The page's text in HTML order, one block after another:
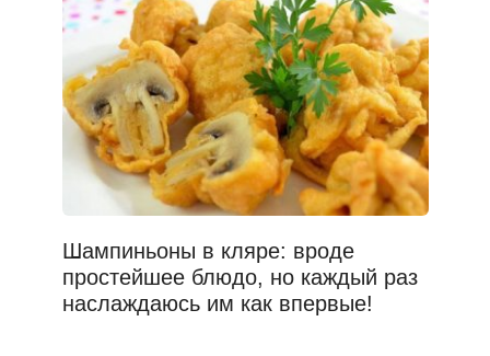
Шампиньоны в кляре: вроде
простейшее блюдо, но каждый раз
наслаждаюсь им как впервые!